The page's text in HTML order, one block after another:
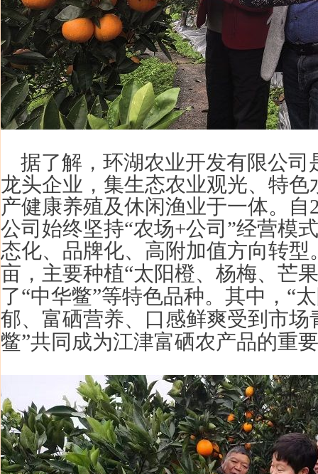
据了解，环湖农业开发有限公司
龙头企业，集生态农业观光、特色
产健康养殖及休闲渔业于一体。自
公司始终坚持“农场+公司”经营模
态化、品牌化、高附加值方向转型
亩，主要种植“太阳橙、杨梅、芒果
了“中华鳖”等特色品种。其中， “
郁、富硒营养、口感鲜爽受到市场
鳖”共同成为江津富硒农产品的重